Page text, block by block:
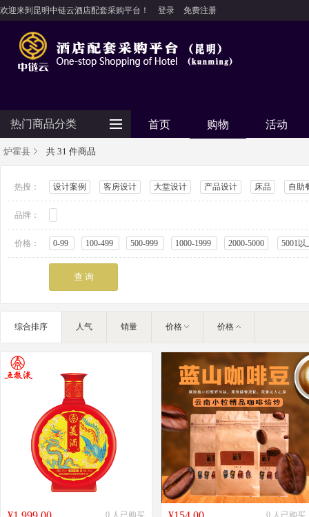
欢迎来到昆明中链云酒店配套采购平台！ 登录 免费注册
热门商品分类 首页 购物 活动
餐饮用品
纺织布草
清洁设备
IT/智能化
基础建材
装饰配饰
灯饰照明
礼品团购
企业服务
炉霍县 共 31 件商品
热搜： 设计案例 客房设计 大堂设计 产品设计 床品 自助
品牌：
价格： 0-99 100-499 500-999 1000-1999 2000-5000 5001以
综合排序 人气 销量 价格 价格
0 人已购买
0 人已购买